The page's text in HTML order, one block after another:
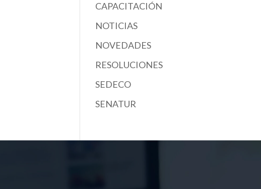
CAPACITACIÓN
NOTICIAS
NOVEDADES
RESOLUCIONES
SEDECO
SENATUR